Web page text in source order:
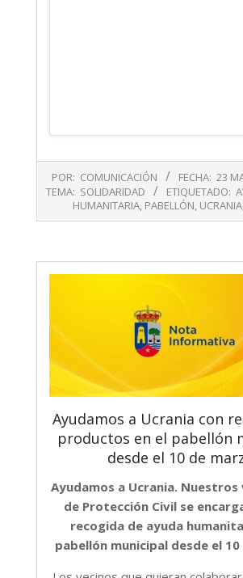
03-
POR: COMUNICACIÓN FECHA: 23
TEMA: SOLIDARIDAD ETIQUETADO:
HUMANITARIA, PABELLÓN, UCRANIA
Ayudamos a Ucrania con
productos en el pabellón
desde el 10 de
Ayudamos a Ucrania.
de Protección Civil se
recogida de ayuda
pabellón municipal desde el